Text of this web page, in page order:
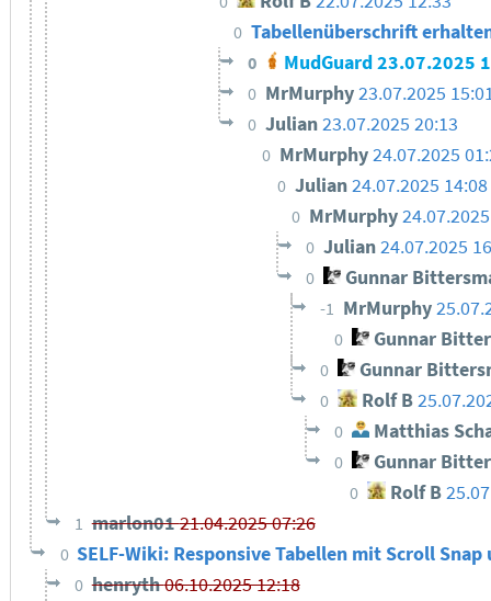
0 Tabellenüberschrift
0 MudGuard23.07.2025
0 MrMurphy23.07.2025
0 Julian23.07.2025 20:13
0 MrMurphy24.07.2025
0 Julian24.07.2025 14:08
0 MrMurphy
0 Julian24.07.2025
0 Gunnar
-1 MrMurphy
0 Gunnar
0 Gunnar
0 Rolf B
0 Matthias
0 Gunnar
0 Rolf B
1 marlon0121.04.2025 07:26
0 SELF-Wiki: Responsive Tabellen mit Scroll
0 henryth06.10.2025 12:18